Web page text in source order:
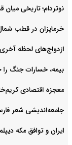
نوتردام؛ تاریخی
خرماپزان در قطب
ازدواج‌های لحظه آخری
بیمه، خسارات جنگ را
معجزه اقتصادی
جامعه‌اندیشی شعر
ایران و توافق مکه